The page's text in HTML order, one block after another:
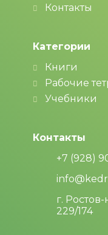
Контакты
Категории
Книги
Рабочие
Учебники
Контакты
+7 (928)
г.
229/174